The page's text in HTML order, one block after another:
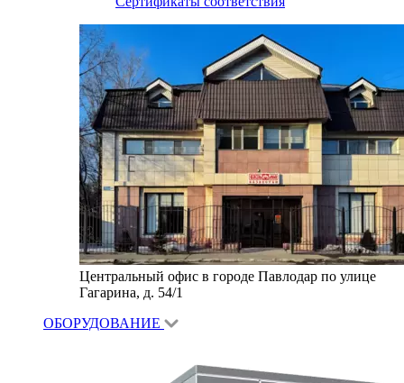
Центральный офис в городе Павлодар по улице
Гагарина, д. 54/1
ОБОРУДОВАНИЕ